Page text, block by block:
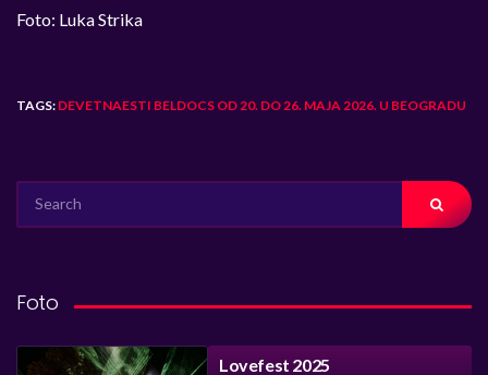
Foto: Luka Strika
TAGS: DEVETNAESTI BELDOCS OD 20. DO 26. MAJA 2026. U BEOGRADU
FOR:
Foto
Lovefest 2025